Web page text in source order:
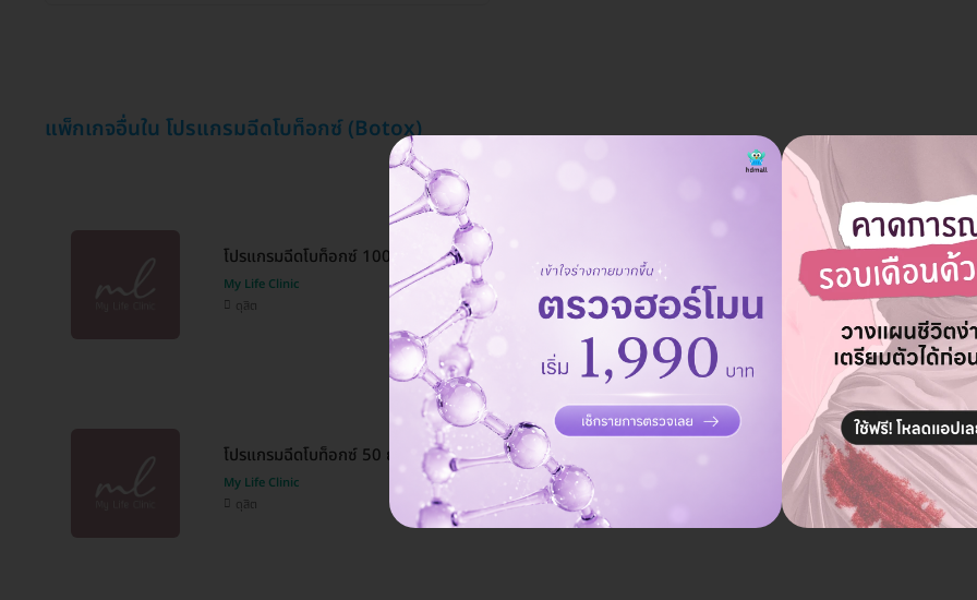
แพ็กเกจอื่นใน โปรแกรมฉีดโบท็อกซ์ (Botox)
โปรแกรมฉีดโบท็อกซ์ 100 ยูนิต (หน้า)
My Life Clinic
ดุสิต
ราคาจองกับ HDmall
7,459 บาท
12,900 บาท ประหยัด 42%
โปรแกรมฉีดโบท็อกซ์ 50 ยูนิต (หน้า)
My Life Clinic
ดุสิต
ราคาจองกับ HDmall
9,690 บาท
15,900 บาท ประหยัด 39%